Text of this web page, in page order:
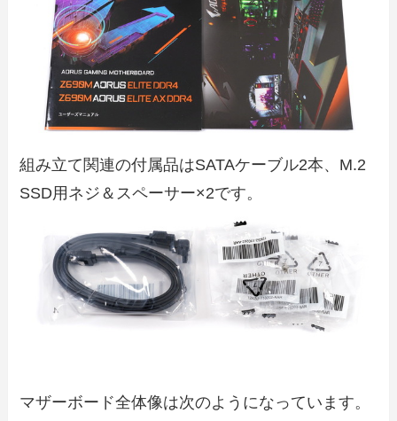
組み立て関連の付属品はSATAケーブル2本、M.2
SSD用ネジ＆スペーサー×2です。
マザーボード全体像は次のようになっています。